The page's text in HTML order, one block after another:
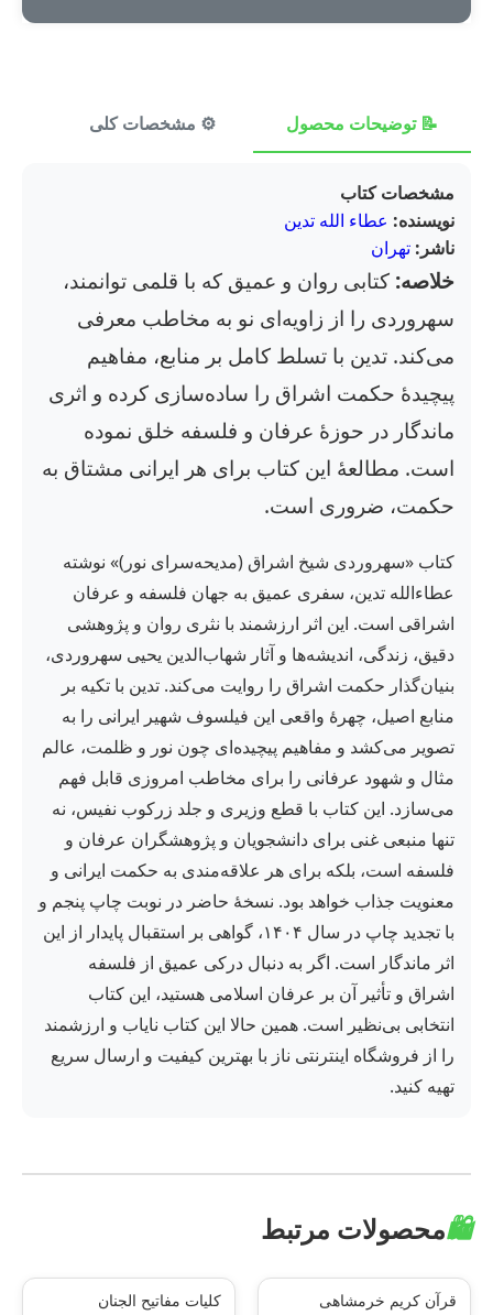
📝 توضیحات محصول ⚙️ مشخصات کلی
مشخصات کتاب
نویسنده: عطاء الله تدین
ناشر: تهران
خلاصه: کتابی روان و عمیق که با قلمی توانمند،
سهروردی را از زاویه‌ای نو به مخاطب معرفی
می‌کند. تدین با تسلط کامل بر منابع، مفاهیم
پیچیدهٔ حکمت اشراق را ساده‌سازی کرده و اثری
ماندگار در حوزهٔ عرفان و فلسفه خلق نموده
است. مطالعهٔ این کتاب برای هر ایرانی مشتاق به
حکمت، ضروری است.
کتاب «سهروردی شیخ اشراق (مدیحه‌سرای نور)» نوشته
عطاءالله تدین، سفری عمیق به جهان فلسفه و عرفان
اشراقی است. این اثر ارزشمند با نثری روان و پژوهشی
دقیق، زندگی، اندیشه‌ها و آثار شهاب‌الدین یحیی سهروردی،
بنیان‌گذار حکمت اشراق را روایت می‌کند. تدین با تکیه بر
منابع اصیل، چهرهٔ واقعی این فیلسوف شهیر ایرانی را به
تصویر می‌کشد و مفاهیم پیچیده‌ای چون نور و ظلمت، عالم
مثال و شهود عرفانی را برای مخاطب امروزی قابل فهم
می‌سازد. این کتاب با قطع وزیری و جلد زرکوب نفیس، نه
تنها منبعی غنی برای دانشجویان و پژوهشگران عرفان و
فلسفه است، بلکه برای هر علاقه‌مندی به حکمت ایرانی و
معنویت جذاب خواهد بود. نسخهٔ حاضر در نوبت چاپ پنجم و
با تجدید چاپ در سال ۱۴۰۴، گواهی بر استقبال پایدار از این
اثر ماندگار است. اگر به دنبال درکی عمیق از فلسفه
اشراق و تأثیر آن بر عرفان اسلامی هستید، این کتاب
انتخابی بی‌نظیر است. همین حالا این کتاب نایاب و ارزشمند
را از فروشگاه اینترنتی ناز با بهترین کیفیت و ارسال سریع
تهیه کنید.
🛍️محصولات مرتبط
قرآن کریم خرمشاهی کلیات مفاتیح الجنان